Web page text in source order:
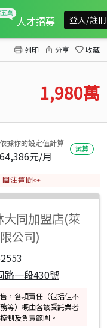
人才招募 登入/註冊
列印 分享 收藏
1,980萬
依據你的設定值計算
64,386元/月
試算
關注這間👀
大同加盟店(萊
公司)
路一段430號
，各項責任（包括但不
等）概由各該受託業者
制及負責範圍。